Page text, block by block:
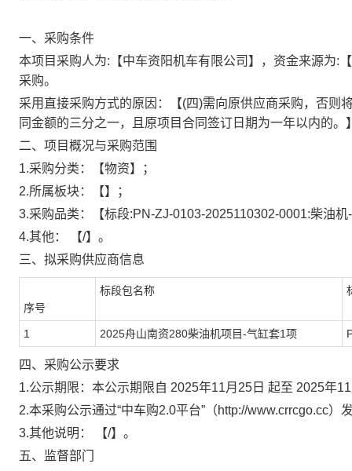
一、采购条件
本项目采购人为: 【中车资阳机车有限公司】 ，资金来源为:
采购。
采用直接采购方式的原因：
【(四)需向原供应商采购，否则
同金额的三分之一，且原项目合同签订日期为一年以内的。
二、项目概况与采购范围
1.采购分类：
【物资】；
2.所属板块：
【】；
3.采购品类：
【标段:PN-ZJ-0103-2025110302-0001:柴油
4.其他：
【/】。
三、拟采购供应商信息
序号
标段包名称
1 2025舟山南资280柴油机项目-气缸套1项
四、 采购公示要求
1.公示期限：本公示期限自 2025年11月25日 起至 2025年
2.本采购公示通过“中车购2.0平台”（http://www.crrcgo.cc）
3.其他说明：
【/】。
五、监督部门